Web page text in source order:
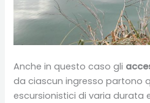
Anche in questo caso gli
da ciascun ingresso partono
escursionistici di varia durata